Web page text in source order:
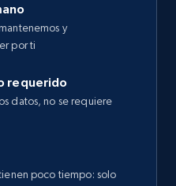
y
por ti
requerido
datos, no se requiere
poco tiempo: solo